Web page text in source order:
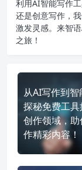
利用AI智能写作
还是创意写作，
激发灵感。来智
之旅！
从AI写作到智
探秘免费工
创作领域，
作精彩内容！